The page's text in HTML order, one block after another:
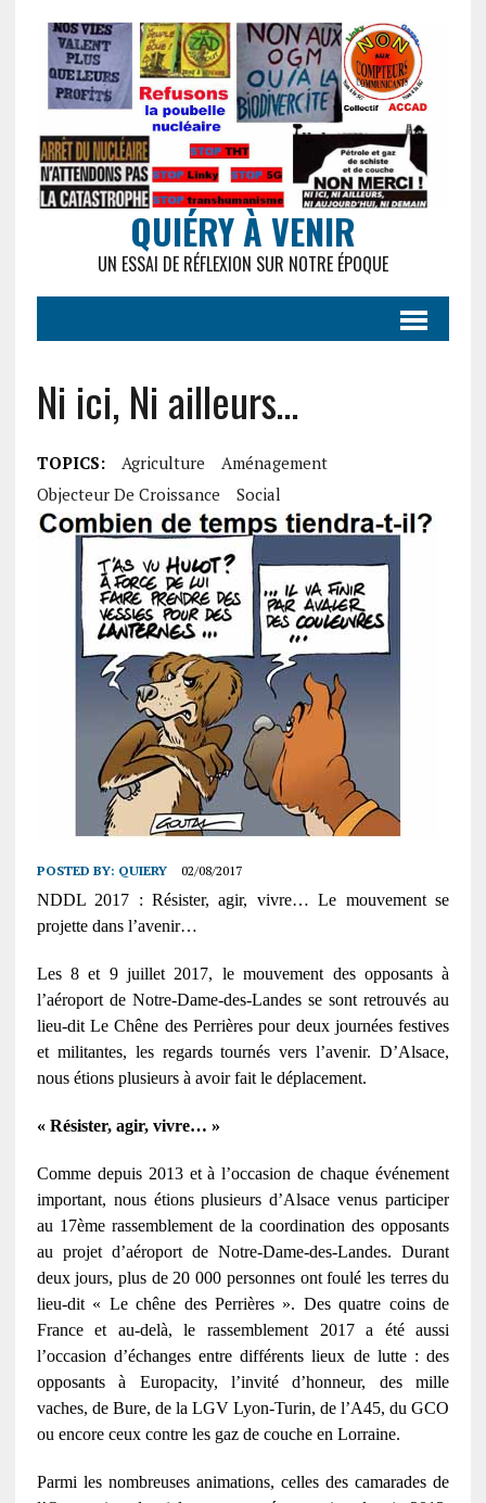
QUIÉRY À VENIR
UN ESSAI DE RÉFLEXION SUR NOTRE ÉPOQUE
Ni ici, Ni ailleurs…
TOPICS: Agriculture
Aménagement
Objecteur De Croissance
Social
POSTED BY: QUIERY 02/08/2017
NDDL 2017 : Résister, agir, vivre… Le mouvement se
projette dans l’avenir…
Les 8 et 9 juillet 2017, le mouvement des opposants à
l’aéroport de Notre-Dame-des-Landes se sont retrouvés au
lieu-dit Le Chêne des Perrières pour deux journées festives
et militantes, les regards tournés vers l’avenir. D’Alsace,
nous étions plusieurs à avoir fait le déplacement.
« Résister, agir, vivre… »
Comme depuis 2013 et à l’occasion de chaque événement
important, nous étions plusieurs d’Alsace venus participer
au 17ème rassemblement de la coordination des opposants
au projet d’aéroport de Notre-Dame-des-Landes. Durant
deux jours, plus de 20 000 personnes ont foulé les terres du
lieu-dit « Le chêne des Perrières ». Des quatre coins de
France et au-delà, le rassemblement 2017 a été aussi
l’occasion d’échanges entre différents lieux de lutte : des
opposants à Europacity, l’invité d’honneur, des mille
vaches, de Bure, de la LGV Lyon-Turin, de l’A45, du GCO
ou encore ceux contre les gaz de couche en Lorraine.
Parmi les nombreuses animations, celles des camarades de